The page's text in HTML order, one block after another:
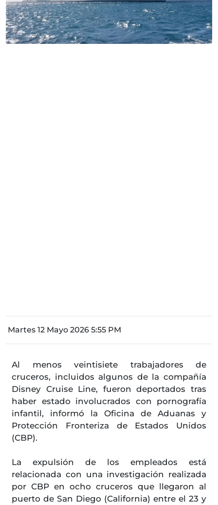
Martes 12 Mayo 2026 5:55 PM
Al menos veintisiete trabajadores de
cruceros, incluidos algunos de la compañía
Disney Cruise Line, fueron deportados tras
haber estado involucrados con pornografía
infantil, informó la Oficina de Aduanas y
Protección Fronteriza de Estados Unidos
(CBP).
La expulsión de los empleados está
relacionada con una investigación realizada
por CBP en ocho cruceros que llegaron al
puerto de San Diego (California) entre el 23 y